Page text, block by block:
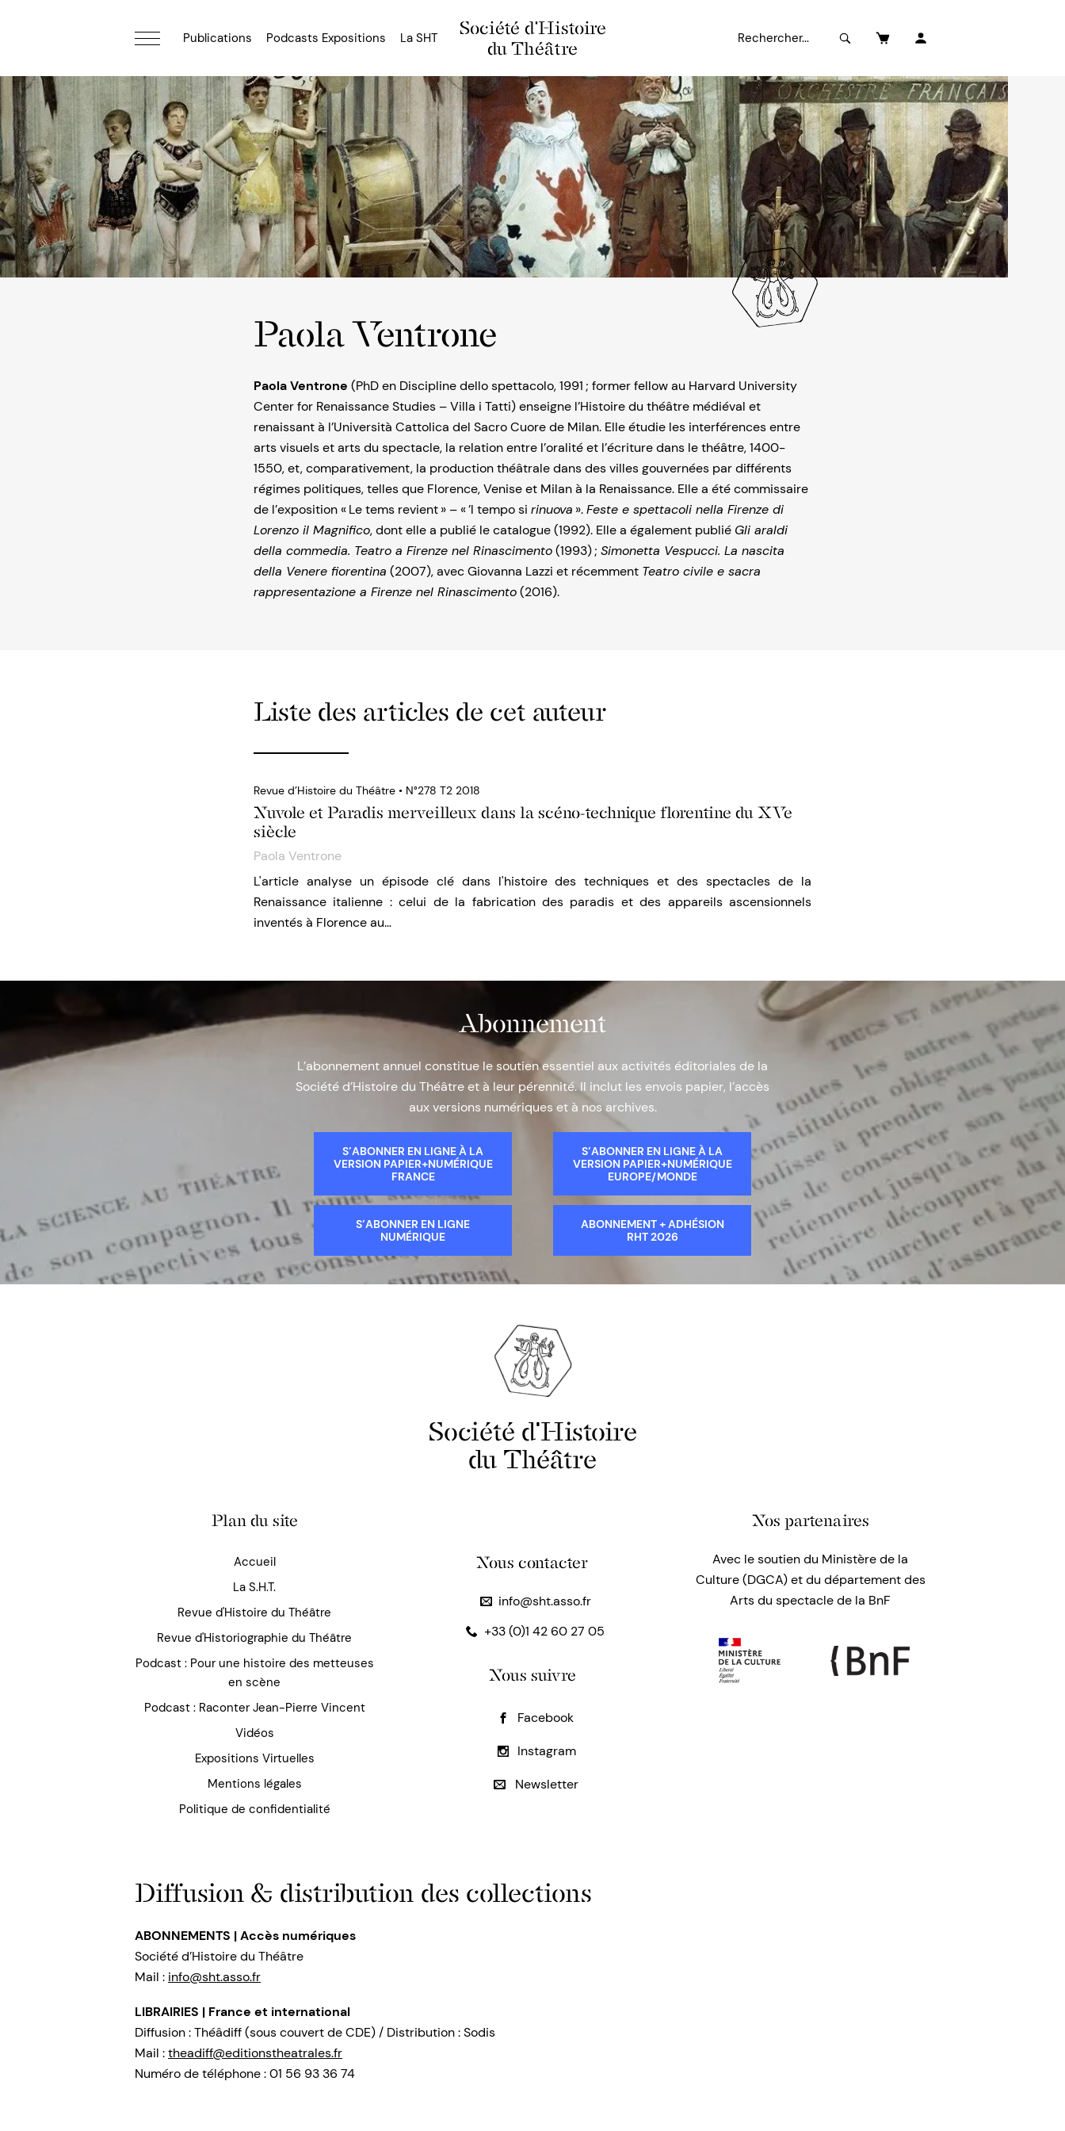
Société d'Histoire
du Théâtre
Publications Podcasts Expositions La SHT
Paola Ventrone
Paola Ventrone (PhD en Discipline dello spettacolo, 1991 ; former fellow au Harvard University
Center for Renaissance Studies – Villa i Tatti) enseigne l’Histoire du théâtre médiéval et
renaissant à l’Università Cattolica del Sacro Cuore de Milan. Elle étudie les interférences entre
arts visuels et arts du spectacle, la relation entre l’oralité et l’écriture dans le théâtre, 1400-
1550, et, comparativement, la production théâtrale dans des villes gouvernées par différents
régimes politiques, telles que Florence, Venise et Milan à la Renaissance. Elle a été commissaire
de l’exposition « Le tems revient » – « ’l tempo si rinuova ».Feste e spettacoli nella Firenze di
Lorenzo il Magnifico, dont elle a publié le catalogue (1992). Elle a également publié Gli araldi
della commedia. Teatro a Firenze nel Rinascimento(1993) ; Simonetta Vespucci. La nascita
della Venere fiorentina (2007), avec Giovanna Lazzi et récemment Teatro civile e sacra
rappresentazione a Firenze nel Rinascimento(2016).
Liste des articles de cet auteur
Revue d’Histoire du Théâtre • N°278 T2 2018
Nuvole et Paradis merveilleux dans la scéno-technique florentine du XVe
siècle
Paola Ventrone
L'article analyse un épisode clé dans l'histoire des techniques et des spectacles de la
Renaissance italienne : celui de la fabrication des paradis et des appareils ascensionnels
inventés à Florence au…
Abonnement
L’abonnement annuel constitue le soutien essentiel aux activités éditoriales de la
Société d’Histoire du Théâtre et à leur pérennité. Il inclut les envois papier, l’accès
aux versions numériques et à nos archives.
S’ABONNER EN LIGNE À LA
VERSION PAPIER+NUMÉRIQUE
FRANCE
S’ABONNER EN LIGNE À LA
VERSION PAPIER+NUMÉRIQUE
EUROPE/MONDE
S’ABONNER EN LIGNE
NUMÉRIQUE
ABONNEMENT + ADHÉSION
RHT 2026
Société d'Histoire
du Théâtre
Plan du site
Accueil
La S.H.T.
Revue d'Histoire du Théâtre
Revue d'Historiographie du Théâtre
Podcast : Pour une histoire des metteuses
en scène
Podcast : Raconter Jean-Pierre Vincent
Vidéos
Expositions Virtuelles
Mentions légales
Politique de confidentialité
Nous contacter
info@sht.asso.fr
+33 (0)1 42 60 27 05
Nous suivre
Facebook
Instagram
Newsletter
Nos partenaires
Avec le soutien du Ministère de la
Culture (DGCA) et du département des
Arts du spectacle de la BnF
Diffusion & distribution des collections
ABONNEMENTS | Accès numériques
Société d’Histoire du Théâtre
Mail : info@sht.asso.fr
LIBRAIRIES | France et international
Diffusion : Théâdiff (sous couvert de CDE) / Distribution : Sodis
Mail :theadiff@editionstheatrales.fr
Numéro de téléphone : 01 56 93 36 74